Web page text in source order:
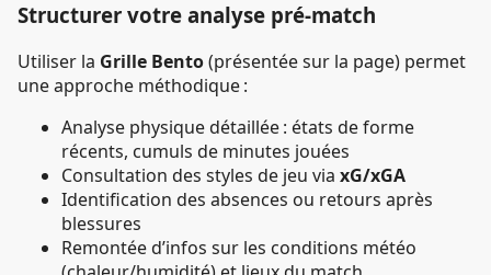
Structurer votre analyse pré-match
Utiliser la Grille Bento(présentée sur la page) permet
une approche méthodique :
Analyse physique détaillée : états de forme
récents, cumuls de minutes jouées
Consultation des styles de jeu via xG/xGA
Identification des absences ou retours après
blessures
Remontée d’infos sur les conditions météo